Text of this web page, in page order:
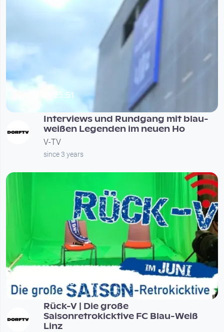
01:25:51
Interviews und Rundgang mit blau-
weißen Legenden im neuen Ho
V-TV
since 3 years
01:16:28
Rück-V | Die große
Saisonretrokicktive FC Blau-Weiß
Linz